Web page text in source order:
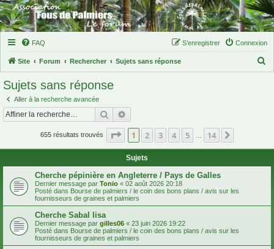
FAQ Connexion
S’enregistrer
Site Forum Rechercher Sujets sans réponse
c
Sujets sans réponse
Aller à la recherche avancée
Rechercher
655 résultats trouvés Page 1sur14
1 2 3 4 5 14
Sujets
Cherche pépinière en Angleterre / Pays de Galles
Dernier message par Tonio « 02 août 2026 20:18
Posté dans Bourse de palmiers / le coin des bons plans / avis sur les
fournisseurs de graines et palmiers
Cherche Sabal lisa
Dernier message par gilles06 « 23 juin 2026 19:22
Posté dans Bourse de palmiers / le coin des bons plans / avis sur les
fournisseurs de graines et palmiers